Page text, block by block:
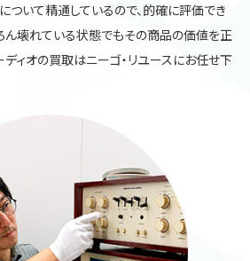
ついて精通しているので、的確に評価でき
ん壊れている状態でもその商品の価値を正
ディオの買取はニーゴ・リユースにお任せ下